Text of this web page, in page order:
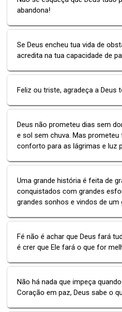
abandona!
Se Deus encheu tua vida de
acredita na tua capacidade de
Feliz ou triste, agradeça a Deus
Deus não prometeu dias sem
e sol sem chuva. Mas prometeu
conforto para as lágrimas e luz
Uma grande história é feita de
conquistados com grandes
grandes sonhos e vindos de um
Fé não é achar que Deus fará
é crer que Ele fará o que for
Não há nada que impeça quando
Coração em paz, Deus sabe o